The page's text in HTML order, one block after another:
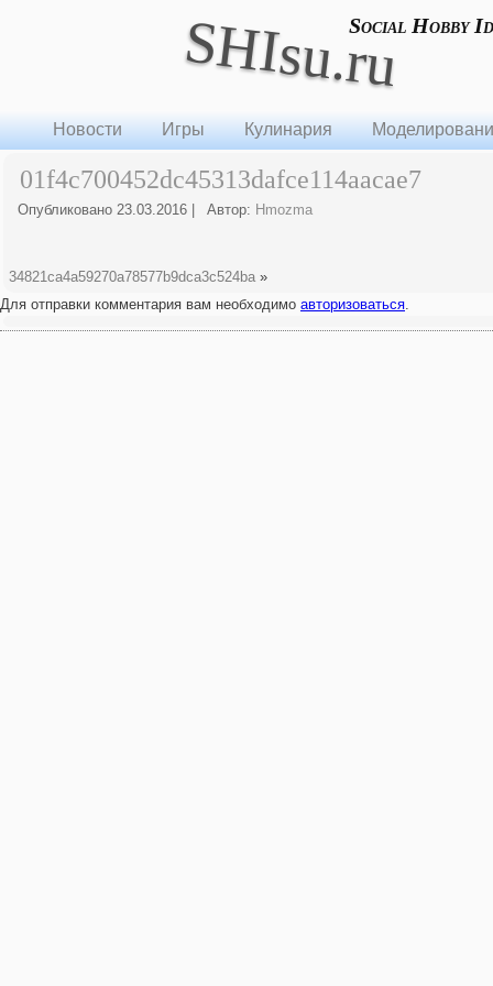
SHIsu.ruSocial Hobby
Новости Игры Кулинария
01f4c700452dc45313dafce114aacae7
Опубликовано 23.03.2016 Автор: Hmozma
34821ca4a59270a78577b9dca3c524ba »
Для отправки комментария вам необходимо авторизоваться.